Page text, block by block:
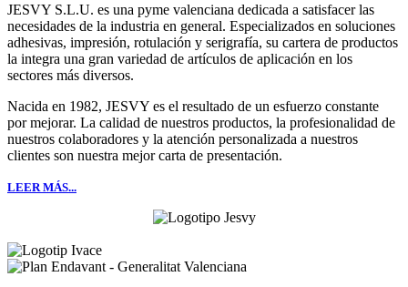
JESVY S.L.U. es una pyme valenciana dedicada a satisfacer las
necesidades de la industria en general. Especializados en soluciones
adhesivas, impresión, rotulación y serigrafía, su cartera de productos
la integra una gran variedad de artículos de aplicación en los
sectores más diversos.
Nacida en 1982, JESVY es el resultado de un esfuerzo constante
por mejorar. La calidad de nuestros productos, la profesionalidad de
nuestros colaboradores y la atención personalizada a nuestros
clientes son nuestra mejor carta de presentación.
LEER MÁS...